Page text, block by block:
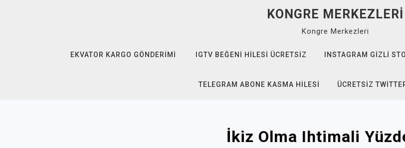
KONGRE MERKEZLERI
Kongre Merkezleri
EKVATOR KARGO GÖNDERIMI IGTV BEĞENI HILESI ÜCRETSIZ INSTAGRAM GIZLI
TELEGRAM ABONE KASMA HILESI ÜCRETSIZ
İkiz Olma Ihtimali